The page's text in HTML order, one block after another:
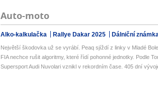
Auto-moto
Alko-kalkulačka Rallye Dakar 2025 Dálniční
Největší škodovka už se vyrábí. Peaq sjíždí z linky v Mladé
FIA nechce rušit algoritmy, které řídí pohonné jednotky. Podle
Supersport Audi Nuvolari vznikl v rekordním čase. 405 dní